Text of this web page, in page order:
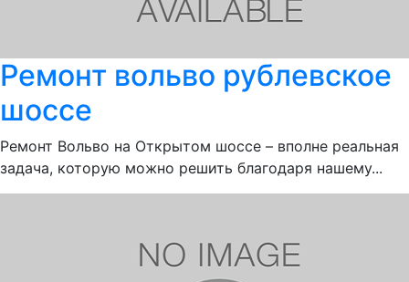
Ремонт вольво рублевское
шоссе
Ремонт Вольво на Открытом шоссе – вполне реальная
задача, которую можно решить благодаря нашему...